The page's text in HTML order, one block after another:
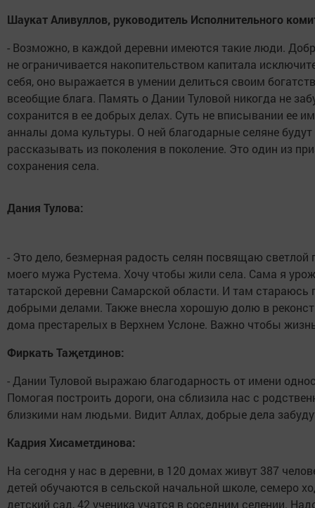
Шаукат Аливуллов, руководитель Исполнительного
- Возможно, в каждой деревни имеются такие люди.
не ограничивается накопительством капитала
себя, оно выражается в умении делиться своим
всеобщие блага. Память о Дании Туловой никогда не
сохранится в ее добрых делах. Суть не вписывании ее
анналы дома культуры. О ней благодарные селяне будут
рассказывать из поколения в поколение. Это один из
сохранения села.
Дания Тулова:
- Это дело, безмерная радость селян посвящаю светлой
моего мужа Рустема. Хочу чтобы жили села. Сама я
татарской деревни Самарской области. И там стараюсь
добрыми делами. Также внесла хорошую долю в
дома престарелых в Верхнем Услоне. Важно чтобы
Фиркать Таҗетдинов:
- Дании Туловой выражаю благодарность от имени
Помогая построить дороги, она сблизила нас с
близкими нам людьми. Видит Аллах, добрые дела
Кадрия Хисаметдинова:
На сегодня у нас в деревни, в 120 домах живут 387
детей обучаются в сельской начальной школе, семеро
детский сад, 42 ученика учатся в соседним селении.